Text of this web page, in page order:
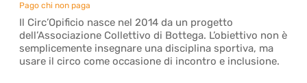
Pago chi non paga
Il Circ’Opificio nasce nel 2014 da un progetto
dell’Associazione Collettivo di Bottega. L’obiettivo non è
semplicemente insegnare una disciplina sportiva, ma
usare il circo come occasione di incontro e inclusione.